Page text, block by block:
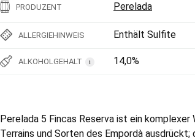
PRODUZENT Perelada
ALLERGIEHINWEIS Enthält Sulfite
ALKOHOLGEHALT i 14,0%
Perelada 5 Fincas Reserva ist ein
Terrains und Sorten des Empordà